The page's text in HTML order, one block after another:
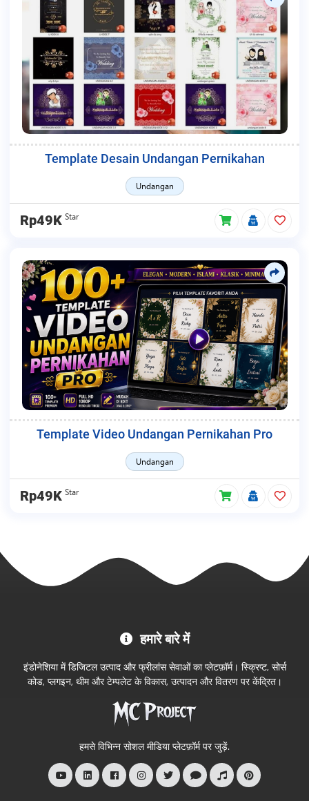
Template Desain Undangan Pernikahan
Undangan
Rp49K Star
Template Video Undangan Pernikahan Pro
Undangan
Rp49K Star
आधिकारिक
हमारे बारे में
इंडोनेशिया में डिजिटल उत्पाद और फ्रीलांस सेवाओं का प्लेटफ़ॉर्म। स्क्रिप्ट, सोर्स
कोड, प्लगइन, थीम और टेम्पलेट के विकास, उत्पादन और वितरण पर केंद्रित।
हमसे विभिन्न सोशल मीडिया प्लेटफ़ॉर्म पर जुड़ें.